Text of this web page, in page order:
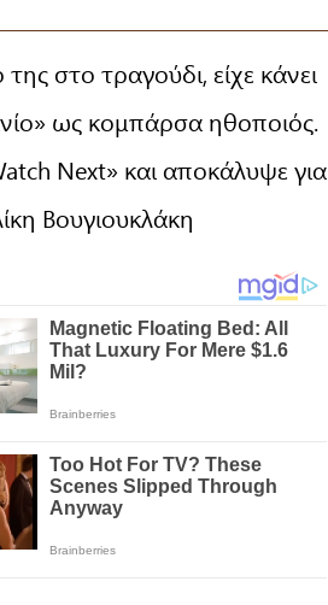
στο τραγούδι, είχε κάνει
ως κομπάρσα ηθοποιός.
Next» και αποκάλυψε για
Βουγιουκλάκη